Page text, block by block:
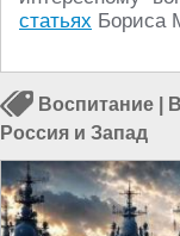
статьях Бориса
Воспитание
Россия и Запад